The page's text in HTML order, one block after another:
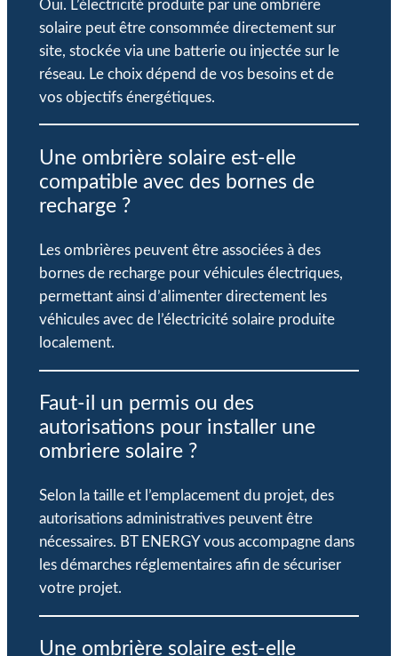
Oui. L’électricité produite par une ombrière
solaire peut être consommée directement sur
site, stockée via une batterie ou injectée sur le
réseau. Le choix dépend de vos besoins et de
vos objectifs énergétiques.
Une ombrière solaire est-elle
compatible avec des bornes de
recharge ?
Les ombrières peuvent être associées à des
bornes de recharge pour véhicules électriques,
permettant ainsi d’alimenter directement les
véhicules avec de l’électricité solaire produite
localement.
Faut-il un permis ou des
autorisations pour installer une
ombriere solaire ?
Selon la taille et l’emplacement du projet, des
autorisations administratives peuvent être
nécessaires. BT ENERGY vous accompagne dans
les démarches réglementaires afin de sécuriser
votre projet.
Une ombrière solaire est-elle